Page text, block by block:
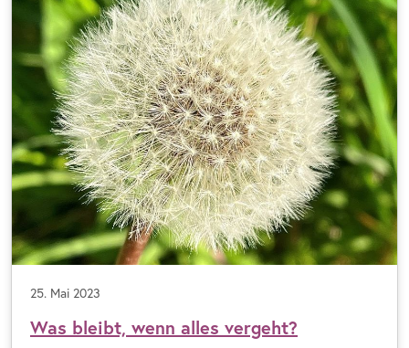
25. Mai 2023
Was bleibt, wenn alles vergeht?